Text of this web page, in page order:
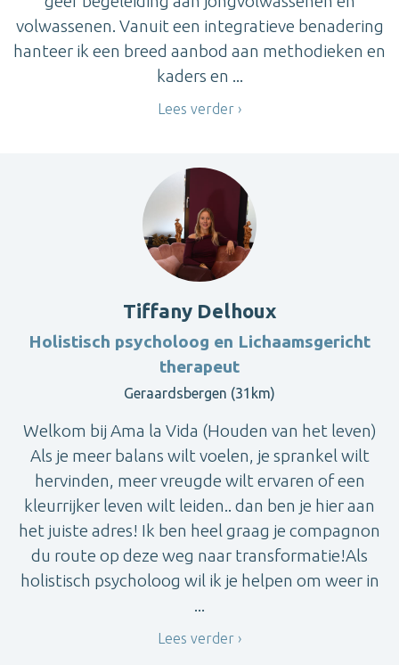
volwassenen. Vanuit een integratieve benadering
hanteer ik een breed aanbod aan methodieken en
kaders en ...
Lees verder
Tiffany Delhoux
Holistisch psycholoog en Lichaamsgericht
therapeut
Geraardsbergen (31km)
Welkom bij Ama la Vida (Houden van het leven)
Als je meer balans wilt voelen, je sprankel wilt
hervinden, meer vreugde wilt ervaren of een
kleurrijker leven wilt leiden.. dan ben je hier aan
het juiste adres! Ik ben heel graag je compagnon
du route op deze weg naar transformatie!Als
holistisch psycholoog wil ik je helpen om weer in
...
Lees verder